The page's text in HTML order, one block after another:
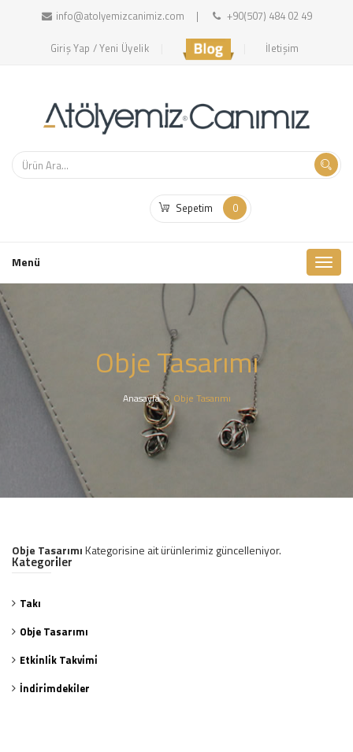
info@atolyemizcanimiz.com +90(507) 484 02 49
Giriş Yap / Yeni Üyelik İletişim
Sepetim 0
Menü Toggle
Obje Tasarımı
Anasayfa Obje Tasarımı
Obje TasarımıKategorisine ait ürünlerimiz güncelleniyor.
Kategori̇ler
Takı
Obje Tasarımı
Etki̇nli̇k Takvi̇mi̇
İndi̇ri̇mdeki̇ler